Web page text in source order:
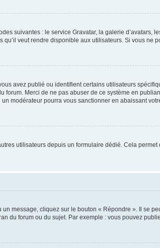
suivantes : le service Gravatar, la galerie d’avatars,
qu’il veut rendre disponible aux utilisateurs. Si vous ne
avez publié ou identifient certains utilisateurs
forum. Merci de ne pas abuser de ce système en
modérateur pourra vous sanctionner en abaissant
utilisateurs depuis un formulaire dédié. Cela permet
message, cliquez sur le bouton « Répondre ». Il se
du forum ou du sujet. Par exemple : vous pouvez